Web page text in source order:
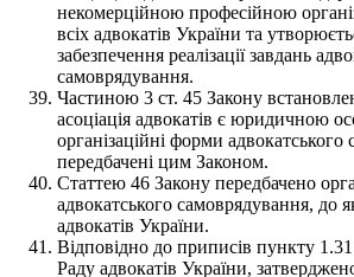
некомерційною професійною
всіх адвокатів України та
забезпечення реалізації завдань
самоврядування.
Частиною 3 ст. 45 Закону
асоціація адвокатів є юридичною
організаційні форми адвокатського
передбачені цим Законом.
Статтею 46 Закону передбачено
адвокатського самоврядування, до
адвокатів України.
Відповідно до приписів пункту
Раду адвокатів України,